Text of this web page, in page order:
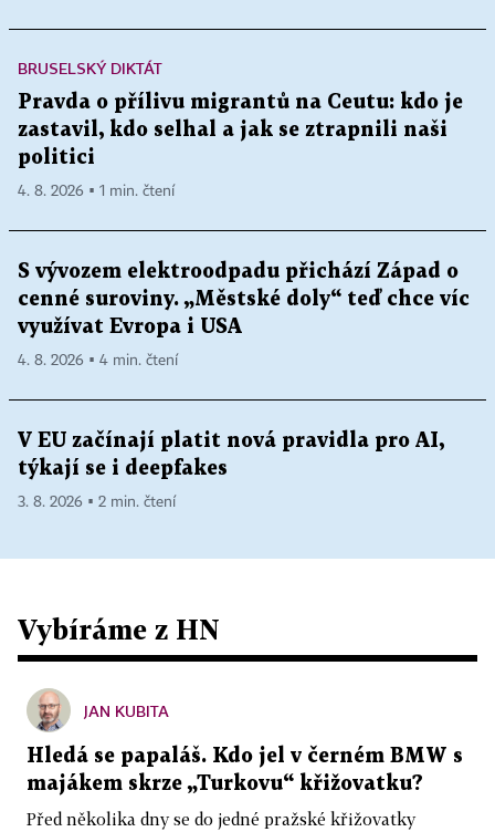
BRUSELSKÝ DIKTÁT
Pravda o přílivu migrantů na Ceutu: kdo je
zastavil, kdo selhal a jak se ztrapnili naši
politici
4. 8. 2026 ▪ 1 min. čtení
S vývozem elektroodpadu přichází Západ o
cenné suroviny. „Městské doly“ teď chce víc
využívat Evropa i USA
4. 8. 2026 ▪ 4 min. čtení
V EU začínají platit nová pravidla pro AI,
týkají se i deepfakes
3. 8. 2026 ▪ 2 min. čtení
Vybíráme z HN
JAN KUBITA
Hledá se papaláš. Kdo jel v černém BMW s
majákem skrze „Turkovu“ křižovatku?
Před několika dny se do jedné pražské křižovatky